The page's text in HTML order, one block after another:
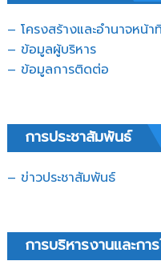
– โครงสร้างและอำนาจหน้า
– ข้อมูลผู้บริหาร
– ข้อมูลการติดต่อ
การประชาสัมพันธ์
– ข่าวประชาสัมพันธ์
การบริหารงานและก